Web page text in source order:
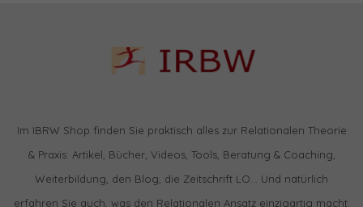
Im IBRW Shop finden Sie praktisch alles zur Relationalen Theorie
& Praxis: Artikel, Bücher, Videos, Tools, Beratung & Coaching,
Weiterbildung, den Blog, die Zeitschrift LO… Und natürlich
erfahren Sie auch, was den Relationalen Ansatz einzigartig macht.